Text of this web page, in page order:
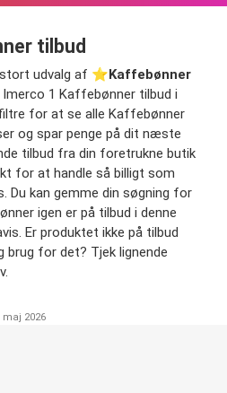
tilbud
udvalg af ⭐️Kaffebønner
Imerco 1 Kaffebønner tilbud i
for at se alle Kaffebønner
og spar penge på dit næste
tilbud fra din foretrukne butik
for at handle så billigt som
Du kan gemme din søgning for
igen er på tilbud i denne
Er produktet ikke på tilbud
brug for det? Tjek lignende
2026